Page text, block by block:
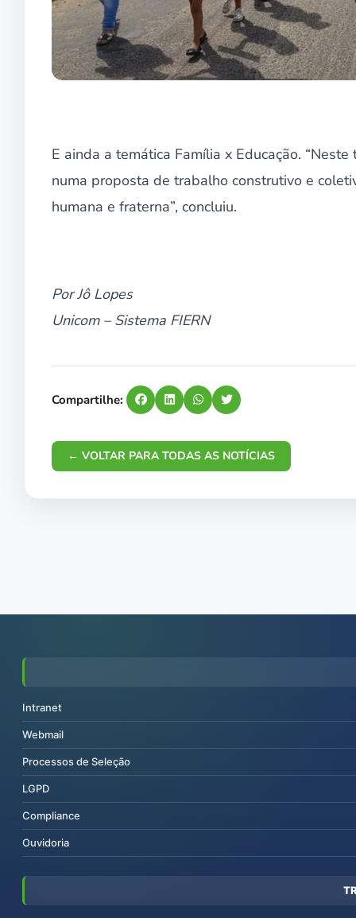
E ainda a temática Família x Educação.
numa proposta de trabalho construtivo e
humana e fraterna”, concluiu.
Por Jô Lopes
Unicom – Sistema FIERN
Compartilhe:
← VOLTAR PARA TODAS AS NOTÍCIAS
Intranet
Webmail
Processos de Seleção
LGPD
Compliance
Ouvidoria